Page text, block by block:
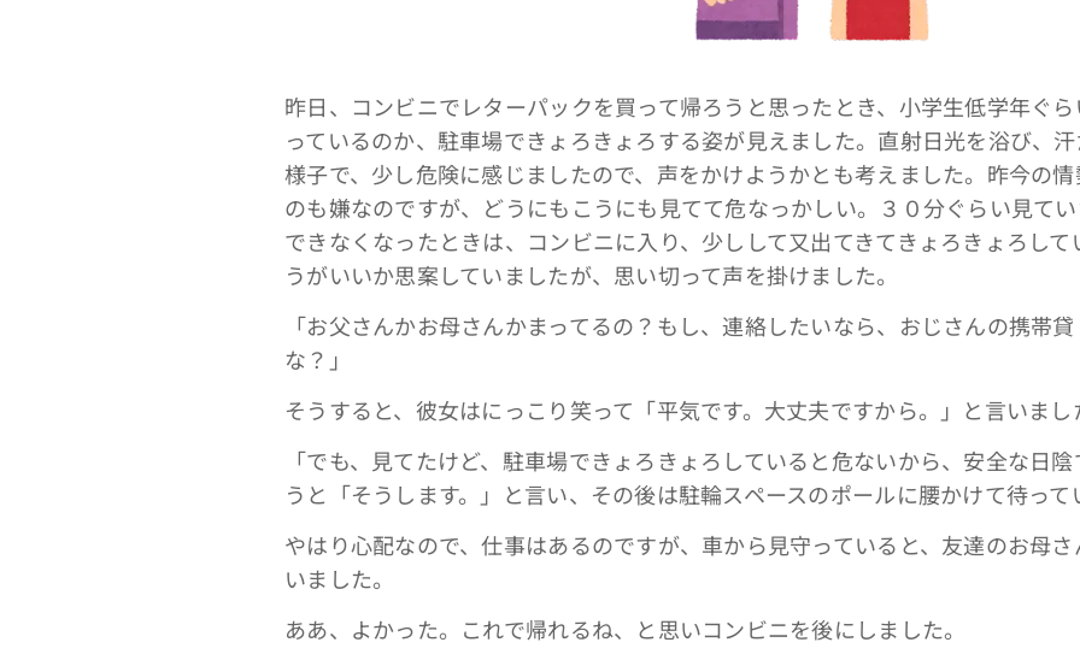
昨日、コンビニでレターパックを買って帰ろうと思ったとき、小学生低学年ぐ
っているのか、駐車場できょろきょろする姿が見えました。直射日光を浴び、
様子で、少し危険に感じましたので、声をかけようかとも考えました。昨今の
のも嫌なのですが、どうにもこうにも見てて危なっかしい。３０分ぐらい見て
できなくなったときは、コンビニに入り、少しして又出てきてきょろきょろし
うがいいか思案していましたが、思い切って声を掛けました。
「お父さんかお母さんかまってるの？もし、連絡したいなら、おじさんの携帯
な？」
そうすると、彼女はにっこり笑って「平気です。大丈夫ですから。」と言いまし
「でも、見てたけど、駐車場できょろきょろしていると危ないから、安全な日
うと「そうします。」と言い、その後は駐輪スペースのポールに腰かけて待って
やはり心配なので、仕事はあるのですが、車から見守っていると、友達のお母
いました。
ああ、よかった。これで帰れるね、と思いコンビニを後にしました。